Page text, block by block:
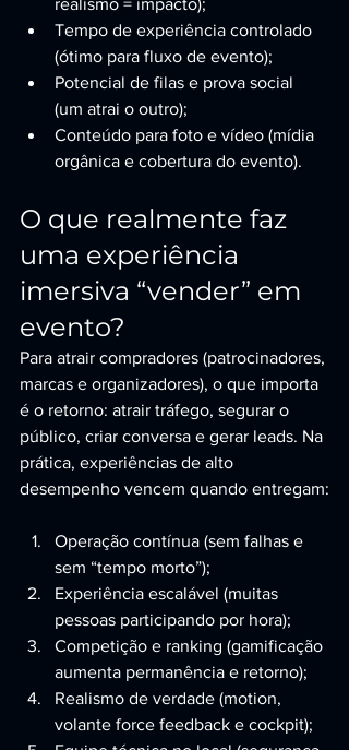
realismo = impacto);
Tempo de experiência controlado
(ótimo para fluxo de evento);
Potencial de filas e prova social
(um atrai o outro);
Conteúdo para foto e vídeo (mídia
orgânica e cobertura do evento).
O que realmente faz
uma experiência
imersiva “vender” em
evento?
Para atrair compradores (patrocinadores,
marcas e organizadores), o que importa
é o retorno: atrair tráfego, segurar o
público, criar conversa e gerar leads. Na
prática, experiências de alto
desempenho vencem quando entregam:
Operação contínua (sem falhas e
sem “tempo morto”);
Experiência escalável (muitas
pessoas participando por hora);
Competição e ranking (gamificação
aumenta permanência e retorno);
Realismo de verdade (motion,
volante force feedback e cockpit);